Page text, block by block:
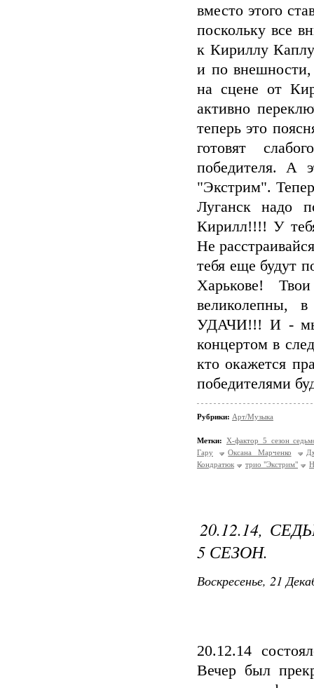
вместо этого
поскольку все
к Кириллу
и по
на сцене от
активно
теперь это
готовят
победителя. А
"Экстрим".
Луганск надо
Кирилл!!!! У
Не
тебя еще будут
Харькове!
великолепны,
УДАЧИ!!! И - мы
концертом в
кто окажется
победителями
Рубрики: Арт/Музыка
Метки: Х-фактор 5 сезон
Гару
Оксана Марченко
Кондратюк
трио "Экстрим"
20.12.14,
5 СЕЗОН.
Воскресенье, 21
20.12.14
Вечер был